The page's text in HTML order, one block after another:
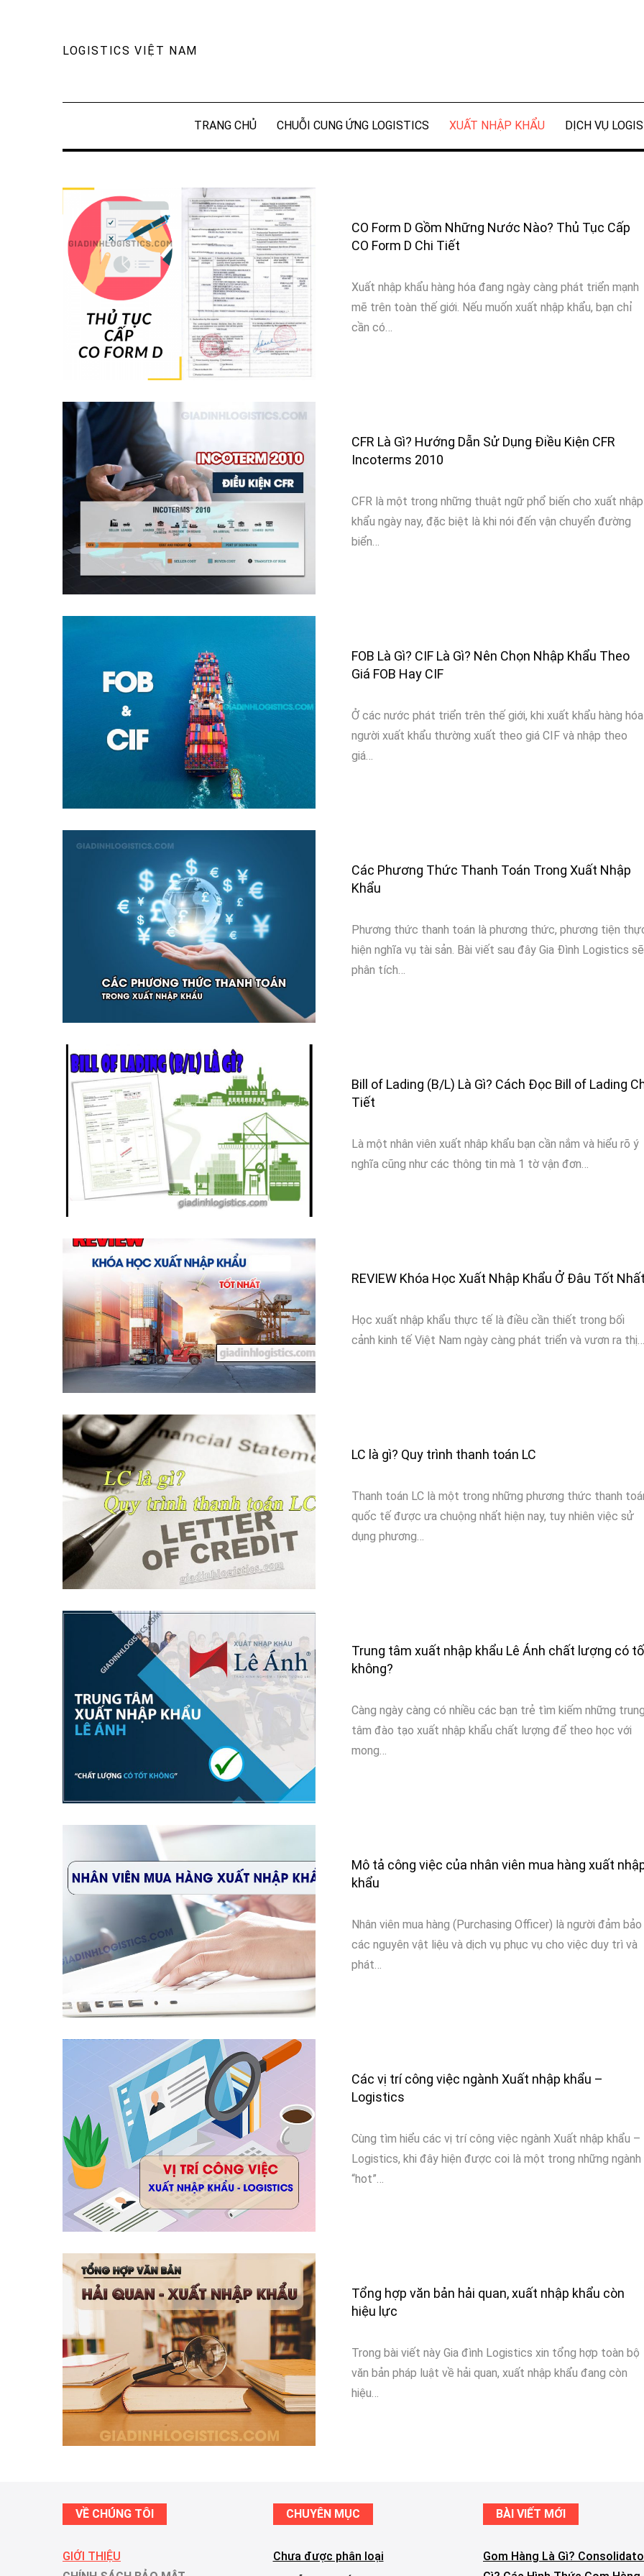
LOGISTICS VIỆT NAM
TRANG CHỦ CHUỖI CUNG ỨNG LOGISTICS XUẤT NHẬP KHẨU DỊCH VỤ
CO Form D Gồm Những Nước Nào? Thủ Tục Cấp
CO Form D Chi Tiết
Xuất nhập khẩu hàng hóa đang ngày càng phát triển mạnh
mẽ trên toàn thế giới. Nếu muốn xuất nhập khẩu, bạn chỉ
cần có…
CFR Là Gì? Hướng Dẫn Sử Dụng Điều Kiện CFR
Incoterms 2010
CFR là một trong những thuật ngữ phổ biến cho xuất nhập
khẩu ngày nay, đặc biệt là khi nói đến vận chuyển đường
biển…
FOB Là Gì? CIF Là Gì? Nên Chọn Nhập Khẩu Theo
Giá FOB Hay CIF
Ở các nước phát triển trên thế giới, khi xuất khẩu hàng hóa
người xuất khẩu thường xuất theo giá CIF và nhập theo
giá…
Các Phương Thức Thanh Toán Trong Xuất Nhập
Khẩu
Phương thức thanh toán là phương thức, phương tiện
hiện nghĩa vụ tài sản. Bài viết sau đây Gia Đình Logistics sẽ
phân tích…
Bill of Lading (B/L) Là Gì? Cách Đọc Bill of Lading
Tiết
Là một nhân viên xuất nhâp khẩu bạn cần nắm và hiểu rõ ý
nghĩa cũng như các thông tin mà 1 tờ vận đơn…
REVIEW Khóa Học Xuất Nhập Khẩu Ở Đâu Tốt Nhất
Học xuất nhập khẩu thực tế là điều cần thiết trong bối
cảnh kinh tế Việt Nam ngày càng phát triển và vươn ra thị…
LC là gì? Quy trình thanh toán LC
Thanh toán LC là một trong những phương thức thanh
quốc tế được ưa chuộng nhất hiện nay, tuy nhiên việc sử
dụng phương…
Trung tâm xuất nhập khẩu Lê Ánh chất lượng có
không?
Càng ngày càng có nhiều các bạn trẻ tìm kiếm những trung
tâm đào tạo xuất nhập khẩu chất lượng để theo học với
mong…
Mô tả công việc của nhân viên mua hàng xuất
khẩu
Nhân viên mua hàng (Purchasing Officer) là người đảm bảo
các nguyên vật liệu và dịch vụ phục vụ cho việc duy trì và
phát…
Các vị trí công việc ngành Xuất nhập khẩu –
Logistics
Cùng tìm hiểu các vị trí công việc ngành Xuất nhập khẩu –
Logistics, khi đây hiện được coi là một trong những ngành
“hot”…
Tổng hợp văn bản hải quan, xuất nhập khẩu còn
hiệu lực
Trong bài viết này Gia đình Logistics xin tổng hợp toàn bộ
văn bản pháp luật về hải quan, xuất nhập khẩu đang còn
hiệu…
VỀ CHÚNG TÔI
GIỚI THIỆU
CHUYÊN MỤC
Chưa được phân loại
BÀI VIẾT MỚI
Gom Hàng Là Gì?